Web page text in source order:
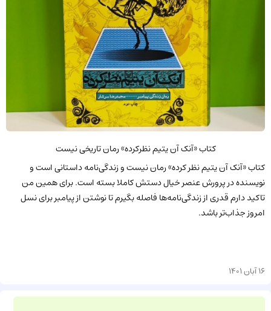
کتاب «آنک آن یتیم نظرکرده» رمان تاریخی نیست
کتاب «آنک آن یتیم نظر کرده» رمان نیست و زندگی‌نامه داستانی است و
نویسنده در پرورش عنصر خیال دستش کاملا بسته است. برای همین من
تاکید دارم قدری از زندگی‌نامه‌ها فاصله بگیرم تا نوشتن از پیامبر برای نسل
امروز جذاب‌تر باشد.
16 آبان 1401